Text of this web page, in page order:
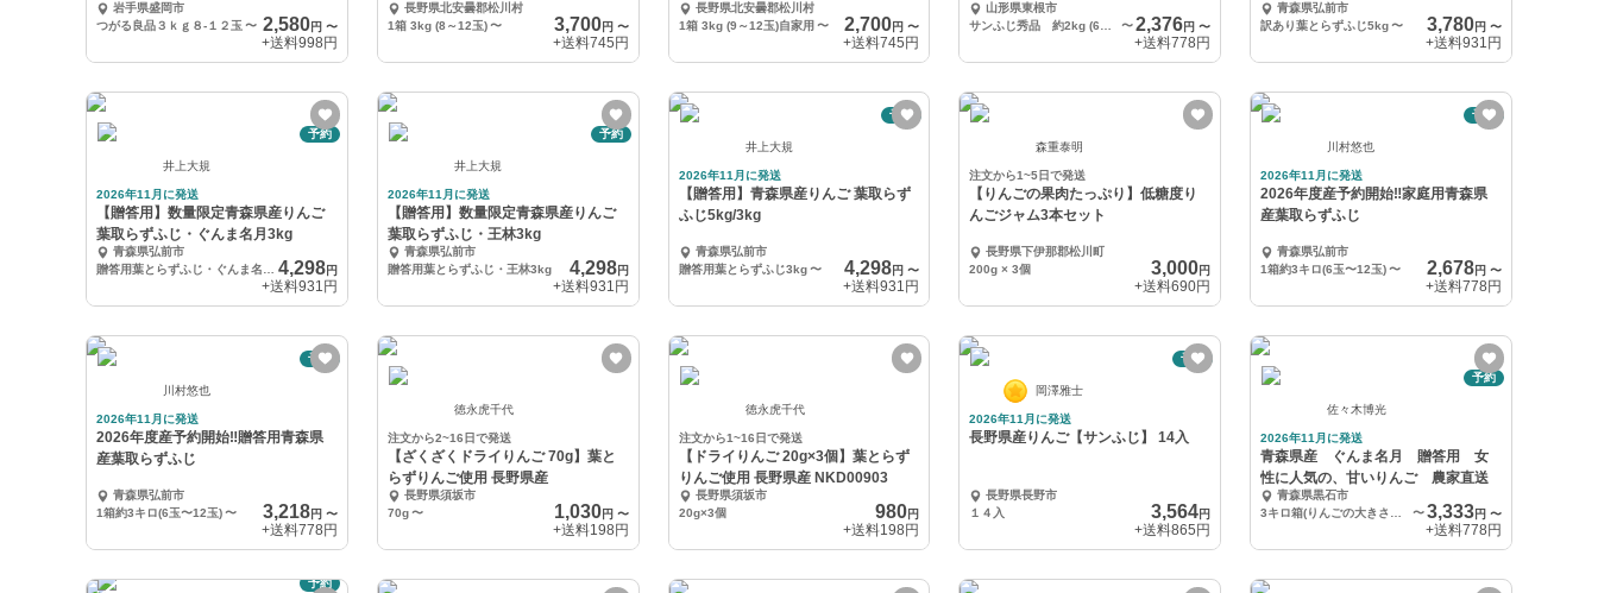
岩手県盛岡市
つがる良品３ｋｇ８-１２玉 〜 2,580円 〜
+送料998円
長野県北安曇郡松川村
1箱 3kg (8～12玉) 〜 3,700円 〜
+送料745円
長野県北安曇郡松川村
1箱 3kg (9～12玉)自家用 〜 2,700円〜
+送料745円
山形県東根市
〜2,376円〜
+送料778円
青森県弘前市
訳あり葉とらずふじ5kg〜 3,780円 〜
+送料931円
予約
井上大規
2026年11月に発送
【贈答用】数量限定青森県産りんご
葉取らずふじ・ぐんま名月3kg
青森県弘前市
4,298円
+送料931円
予約
井上大規
2026年11月に発送
【贈答用】数量限定青森県産りんご
葉取らずふじ・王林3kg
青森県弘前市
贈答用葉とらずふじ・王林3kg
4,298円
+送料931円
予約
井上大規
2026年11月に発送
【贈答用】青森県産りんご 葉取らず
ふじ5kg/3kg
青森県弘前市
贈答用葉とらずふじ3kg 〜 4,298円〜
+送料931円
森重泰明
注文から1~5日で発送
【りんごの果肉たっぷり】低糖度り
んごジャム3本セット
長野県下伊那郡松川町
200g × 3個
3,000円
+送料690円
予約
川村悠也
2026年11月に発送
2026年度産予約開始‼️家庭用青森県
産葉取らずふじ
青森県弘前市
1箱約3キロ(6玉〜12玉)〜 2,678円 〜
+送料778円
予約
川村悠也
2026年11月に発送
2026年度産予約開始‼️贈答用青森県
産葉取らずふじ
青森県弘前市
1箱約3キロ(6玉〜12玉)〜 3,218円 〜
+送料778円
徳永虎千代
注文から2~16日で発送
【ざくざくドライりんご 70g】葉と
らずりんご使用 長野県産
長野県須坂市
70g 〜 1,030円 〜
+送料198円
徳永虎千代
注文から1~16日で発送
【ドライりんご 20g×3個】葉とらず
りんご使用 長野県産 NKD00903
長野県須坂市
20g×3個
980円
+送料198円
予約
岡澤雅士
2026年11月に発送
長野県産りんご【サンふじ】 14入
長野県長野市
１４入
3,564円
+送料865円
予約
佐々木博光
2026年11月に発送
青森県産 ぐんま名月 贈答用 女
性に人気の、甘いりんご 農家直送
青森県黒石市
〜3,333円 〜
+送料778円
予約